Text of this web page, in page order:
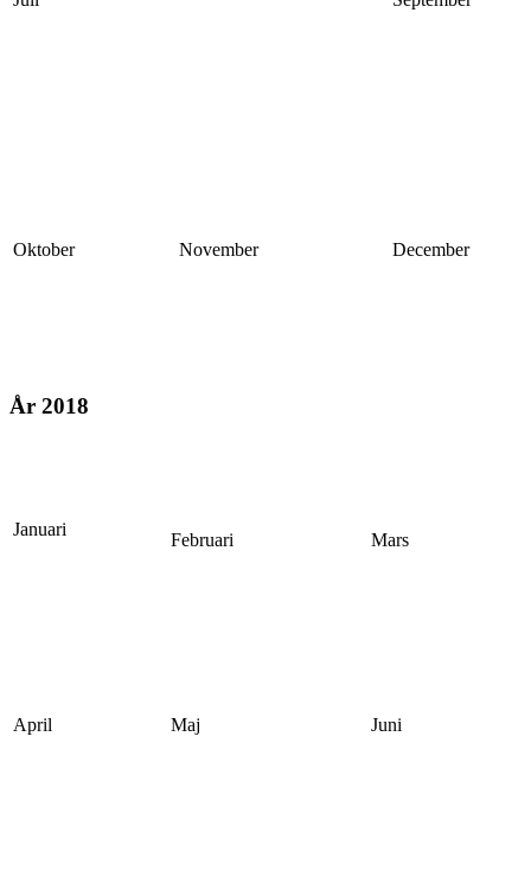
Oktober November December
År 2018
Januari
Februari Mars
April Maj Juni